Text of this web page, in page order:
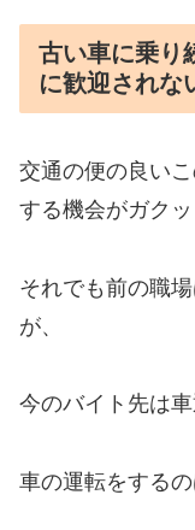
古い車に乗り
に歓迎されな
交通の便の良い
する機会がガクッ
それでも前の職
が、
今のバイト先は
車の運転をする